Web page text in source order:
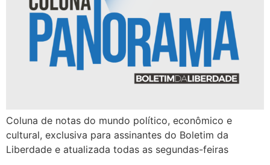
Coluna de notas do mundo político, econômico e
cultural, exclusiva para assinantes do Boletim da
Liberdade e atualizada todas as segundas-feiras